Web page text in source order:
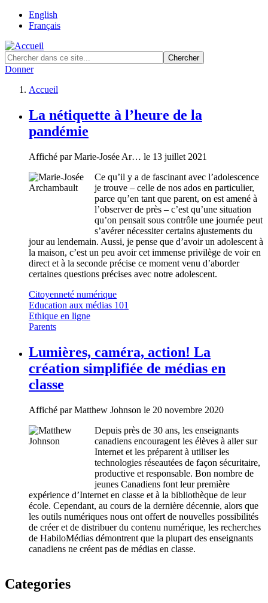
Skip
content
English
Français
Donner
d'Ariane
Accueil
La nétiquette à l’heure de la
pandémie
Affiché parMarie-Josée Ar… le 13 juillet 2021
Ce qu’il y a de fascinant avec l’adolescence
je trouve – celle de nos ados en particulier,
parce qu’en tant que parent, on est amené à
l’observer de près – c’est qu’une situation
qu’on pensait sous contrôle une journée peut
s’avérer nécessiter certains ajustements du
jour au lendemain. Aussi, je pense que d’avoir un adolescent à
la maison, c’est un peu avoir cet immense privilège de voir en
direct et à la seconde précise ce moment venu d’aborder
certaines questions précises avec notre adolescent.
Citoyenneté numérique
Education aux médias 101
Ethique en ligne
Parents
Lumières, caméra, action! La
création simplifiée de médias en
classe
Affiché parMatthew Johnson le 20 novembre 2020
Depuis près de 30 ans, les enseignants
canadiens encouragent les élèves à aller sur
Internet et les préparent à utiliser les
technologies réseautées de façon sécuritaire,
productive et responsable. Bon nombre de
jeunes Canadiens font leur première
expérience d’Internet en classe et à la bibliothèque de leur
école. Cependant, au cours de la dernière décennie, alors que
les outils numériques nous ont offert de nouvelles possibilités
de créer et de distribuer du contenu numérique, les recherches
de HabiloMédias démontrent que la plupart des enseignants
canadiens ne créent pas de médias en classe.
Categories